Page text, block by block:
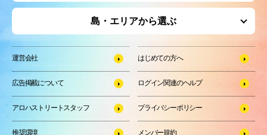
島・エリアから選ぶ
運営会社 はじめての方へ
広告掲載について ログイン関連のヘルプ
アロハストリートスタッフ プライバシーポリシー
推奨環境 メンバー規約